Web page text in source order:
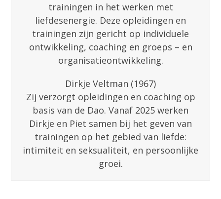
trainingen in het werken met
liefdesenergie. Deze opleidingen en
trainingen zijn gericht op individuele
ontwikkeling, coaching en groeps – en
organisatieontwikkeling.
Dirkje Veltman (1967)
Zij verzorgt opleidingen en coaching op
basis van de Dao. Vanaf 2025 werken
Dirkje en Piet samen bij het geven van
trainingen op het gebied van liefde:
intimiteit en seksualiteit, en persoonlijke
groei.